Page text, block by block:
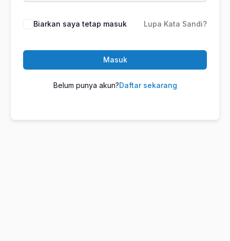
Biarkan saya tetap masuk Lupa Kata Sandi?
Masuk
Belum punya akun?Daftar sekarang